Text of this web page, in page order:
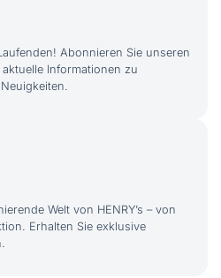
Abonnieren Sie unseren
Informationen zu
Welt von HENRY’s – von
Erhalten Sie exklusive